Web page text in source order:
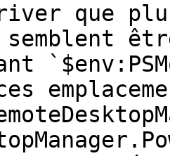
que
semblent